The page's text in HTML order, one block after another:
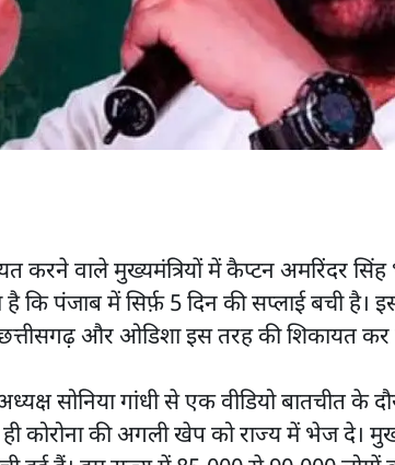
करने वाले मुख्यमंत्रियों में कैप्टन अमरिंदर सिंह
कि पंजाब में सिर्फ़ 5 दिन की सप्लाई बची है।
और ओडिशा इस तरह की शिकायत
सोनिया गांधी से एक वीडियो बातचीत के
कोरोना की अगली खेप को राज्य में भेज दे।